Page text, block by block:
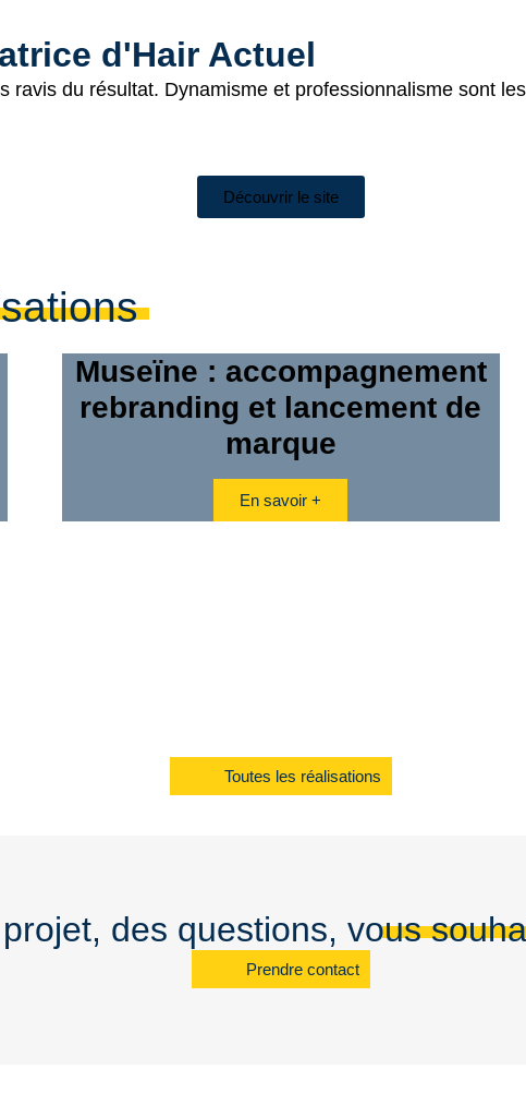
d'Hair Actuel
ravis du résultat. Dynamisme et professionnalisme sont
Découvrir le site
Museïne : accompagnement
rebranding et lancement de
marque
En savoir +
Toutes les réalisations
des questions, vous
Prendre contact